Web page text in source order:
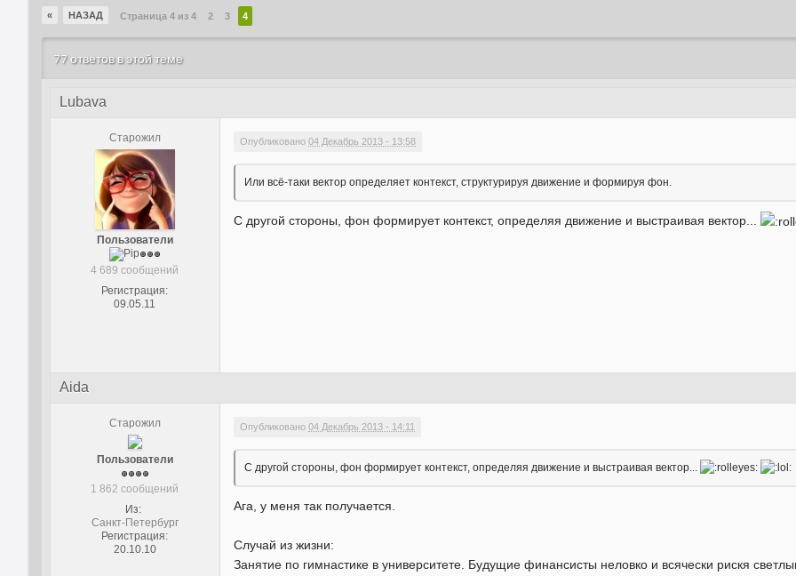
« НАЗАД Страница 4 из 4 2 3 4
77 ответов в этой теме
Lubava
Старожил
Пользователи
4 689 сообщений
Регистрация:
09.05.11
Опубликовано04 Декабрь 2013 - 13:58
Или всё-таки вектор определяет контекст, структурируя движение и формируя фон.
С другой стороны, фон формирует контекст, определяя движение и выстраивая вектор...
Aida
Старожил
Пользователи
1 862 сообщений
Из:
Санкт-Петербург
Регистрация:
20.10.10
Опубликовано04 Декабрь 2013 - 14:11
С другой стороны, фон формирует контекст, определяя движение и выстраивая вектор...
Ага, у меня так получается.
Случай из жизни:
Занятие по гимнастике в университете. Будущие финансисты неловко и всячески рискя